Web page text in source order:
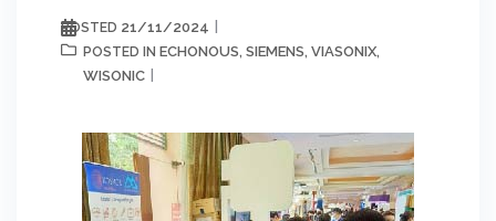
POSTED 21/11/2024
POSTED IN ECHONOUS, SIEMENS, VIASONIX,
WISONIC